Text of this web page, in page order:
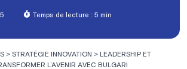
Temps de lecture : 5 min
> STRATÉGIE INNOVATION > LEADERSHIP ET
L’AVENIR AVEC BULGARI